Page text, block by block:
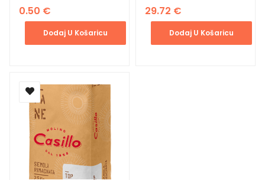
0.50 €
Dodaj U Košaricu
29.72 €
Dodaj U Košaricu